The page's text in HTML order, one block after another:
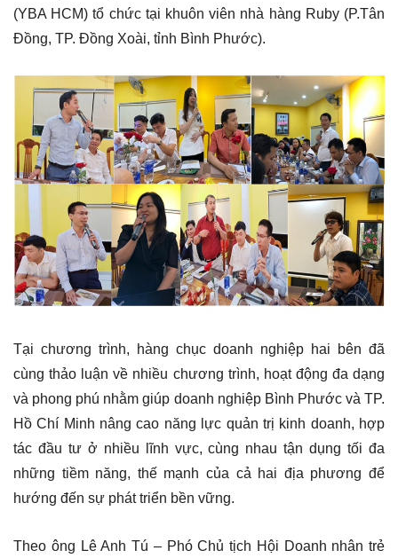
(YBA HCM) tổ chức tại khuôn viên nhà hàng Ruby (P.Tân
Đồng, TP. Đồng Xoài, tỉnh Bình Phước).
Tại chương trình, hàng chục doanh nghiệp hai bên đã
cùng thảo luận về nhiều chương trình, hoạt động đa dạng
và phong phú nhằm giúp doanh nghiệp Bình Phước và TP.
Hồ Chí Minh nâng cao năng lực quản trị kinh doanh, hợp
tác đầu tư ở nhiều lĩnh vực, cùng nhau tận dụng tối đa
những tiềm năng, thế mạnh của cả hai địa phương để
hướng đến sự phát triển bền vững.
Theo ông Lê Anh Tú – Phó Chủ tịch Hội Doanh nhân trẻ